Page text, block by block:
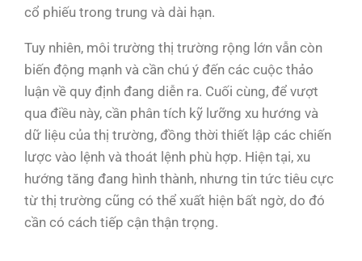
cổ phiếu trong trung và dài hạn.
Tuy nhiên, môi trường thị trường rộng lớn vẫn còn
biến động mạnh và cần chú ý đến các cuộc thảo
luận về quy định đang diễn ra. Cuối cùng, để vượt
qua điều này, cần phân tích kỹ lưỡng xu hướng và
dữ liệu của thị trường, đồng thời thiết lập các chiến
lược vào lệnh và thoát lệnh phù hợp. Hiện tại, xu
hướng tăng đang hình thành, nhưng tin tức tiêu cực
từ thị trường cũng có thể xuất hiện bất ngờ, do đó
cần có cách tiếp cận thận trọng.